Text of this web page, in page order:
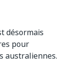
désormais
pour
australiennes.